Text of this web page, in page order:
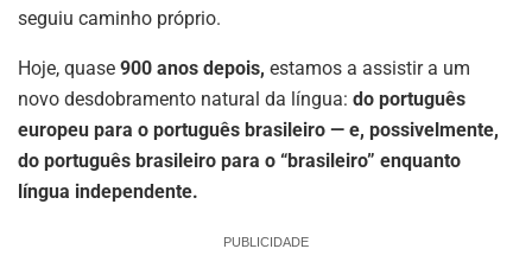
seguiu caminho próprio.
Hoje, quase 900 anos depois, estamos a assistir a um
novo desdobramento natural da língua: do português
europeu para o português brasileiro — e, possivelmente,
do português brasileiro para o “brasileiro” enquanto
língua independente.
PUBLICIDADE